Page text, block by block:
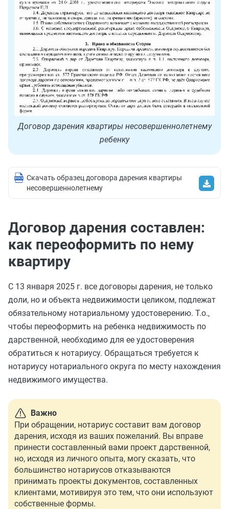
Договор дарения квартиры несовершеннолетнему
ребенку
Скачать образец договора дарения квартиры
несовершеннолетнему
Договор дарения составлен:
как переоформить по нему
квартиру
С 13 января 2025 г. все договоры дарения, не только
доли, но и объекта недвижимости целиком, подлежат
обязательному нотариальному удостоверению. Т.о.,
чтобы переоформить на ребенка недвижимость по
дарственной, необходимо для ее удостоверения
обратиться к нотариусу. Обращаться требуется к
нотариусу нотариального округа по месту нахождения
недвижимого имущества.
Важно
При обращении, нотариус составит вам договор
дарения, исходя из ваших пожеланий. Вы вправе
принести составленный вами проект дарственной,
но, исходя из личного опыта, могу сказать, что
большинство нотариусов отказываются
принимать проекты документов, составленных
клиентами, мотивируя это тем, что они используют
собственные формы.